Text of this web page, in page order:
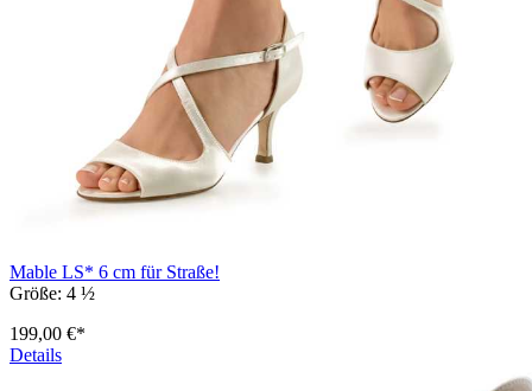
Mable LS* 6 cm für Straße!
Größe: 4 ½
199,00 €*
Details